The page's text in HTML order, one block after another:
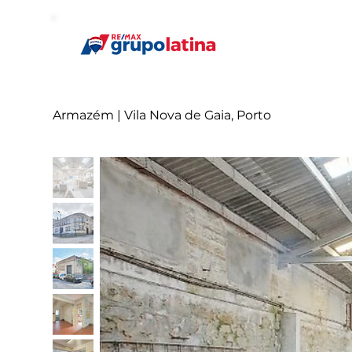
Armazém | Vila Nova de Gaia, Porto